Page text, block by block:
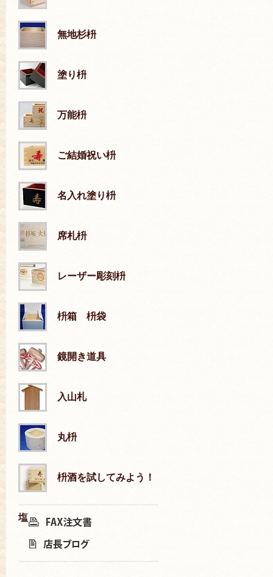
無地杉枡
塗り枡
万能枡
ご結婚祝い枡
名入れ塗り枡
席札枡
レーザー彫刻枡
枡箱 枡袋
鏡開き道具
入山札
丸枡
枡酒を試してみよう！
塩